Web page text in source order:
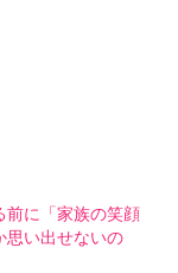
前に「家族の笑顔
思い出せないの